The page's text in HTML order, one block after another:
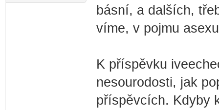
básní, a dalších,
víme, v pojmu
K příspěvku
nesourodosti, jak
příspěvcích. Kdyby